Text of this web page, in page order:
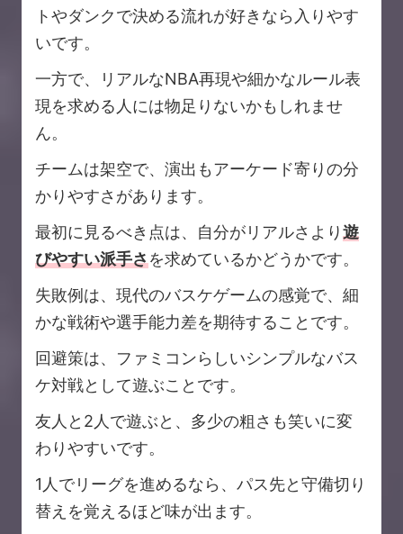
トやダンクで決める流れが好きなら入りやす
いです。
一方で、リアルなNBA再現や細かなルール表
現を求める人には物足りないかもしれませ
ん。
チームは架空で、演出もアーケード寄りの分
かりやすさがあります。
最初に見るべき点は、自分がリアルさより遊
びやすい派手さを求めているかどうかです。
失敗例は、現代のバスケゲームの感覚で、細
かな戦術や選手能力差を期待することです。
回避策は、ファミコンらしいシンプルなバス
ケ対戦として遊ぶことです。
友人と2人で遊ぶと、多少の粗さも笑いに変
わりやすいです。
1人でリーグを進めるなら、パス先と守備切り
替えを覚えるほど味が出ます。